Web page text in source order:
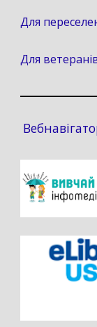
Для
Для